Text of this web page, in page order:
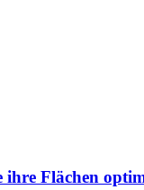
ihre Flächen